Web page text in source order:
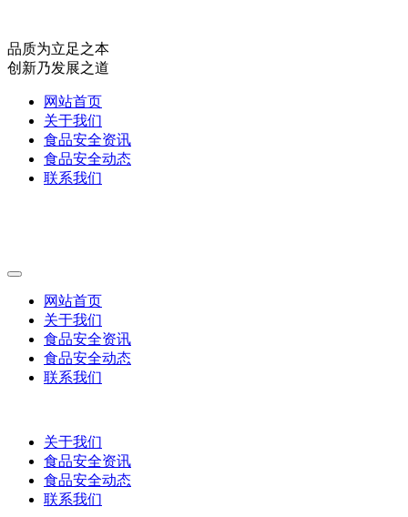
品质为立足之本
创新乃发展之道
网站首页
关于我们
食品安全资讯
食品安全动态
联系我们
网站首页
关于我们
食品安全资讯
食品安全动态
联系我们
关于我们
食品安全资讯
食品安全动态
联系我们